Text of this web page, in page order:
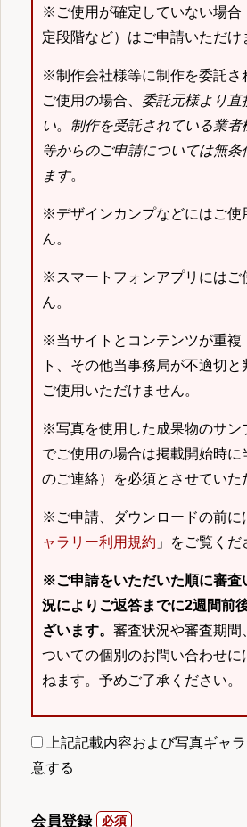
※ご使用が確定していない場合
定段階など）はご申請いただけ
※制作会社様等に制作を委託さ
ご使用の場合、 委託元様より直
い。 制作を受託されている業者
等からのご申請については無条
ます。
※デザインカンプなどにはご使
ん。
※スマートフォンアプリにはご
ん。
※当サイトとコンテンツが重複
ト、その他当事務局が不適切
ご使用いただけません。
※写真を使用した成果物のサン
でご使用の場合は掲載開始時
のご連絡）を必須とさせていた
※ご申請、ダウンロードの前に
ャラリー利用規約 」をご覧くだ
※ご申請をいただいた順に審査
況によりご返答までに2週間前
ざいます。 審査状況や審査期間
ついての個別のお問い合わせに
ねます。予めご了承ください。
上記記載内容および写真ギャ
意する
会員登録